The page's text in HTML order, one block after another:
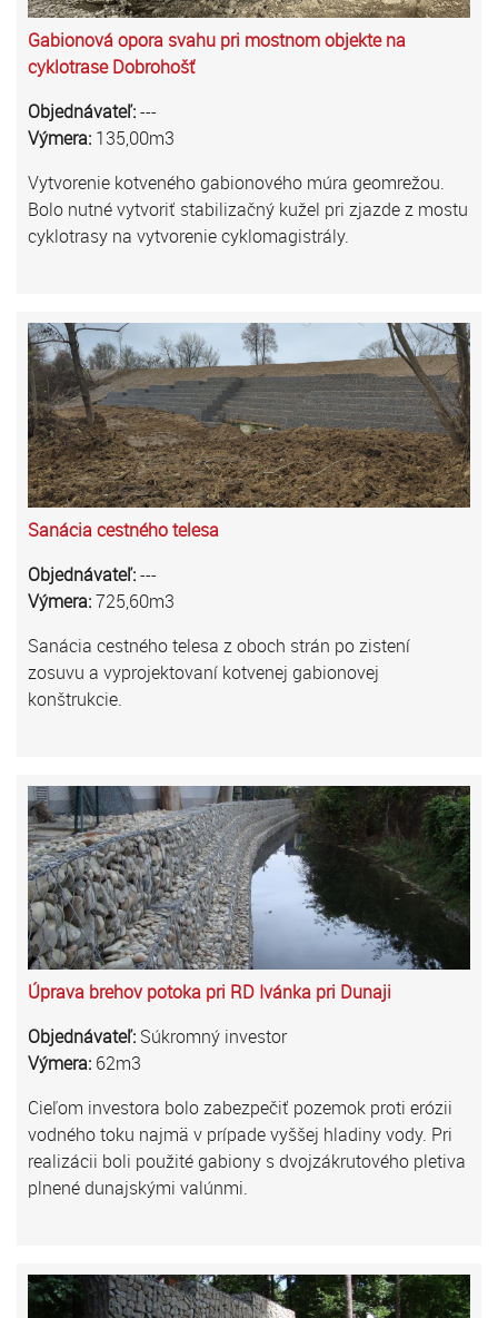
Gabionová opora svahu pri mostnom objekte na
cyklotrase Dobrohošť
Objednávateľ:---
Výmera: 135,00m3
Vytvorenie kotveného gabionového múra geomrežou.
Bolo nutné vytvoriť stabilizačný kužel pri zjazde z mostu
cyklotrasy na vytvorenie cyklomagistrály.
Sanácia cestného telesa
Objednávateľ:---
Výmera:725,60m3
Sanácia cestného telesa z oboch strán po zistení
zosuvu a vyprojektovaní kotvenej gabionovej
konštrukcie.
Úprava brehov potoka pri RD Ivánka pri Dunaji
Objednávateľ: Súkromný investor
Výmera: 62m3
Cieľom investora bolo zabezpečiť pozemok proti erózii
vodného toku najmä v prípade vyššej hladiny vody. Pri
realizácii boli použité gabiony s dvojzákrutového pletiva
plnené dunajskými valúnmi.